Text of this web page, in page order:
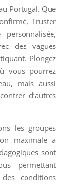
Portugal. Que
Truster
des vagues
Plongez
vous pourrez
mais aussi
d’autres
les groupes
maximale à
sont
permettant
conditions